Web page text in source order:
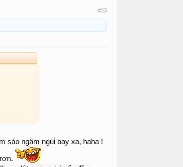
#23
sáo ngậm ngùi bay xa, haha !